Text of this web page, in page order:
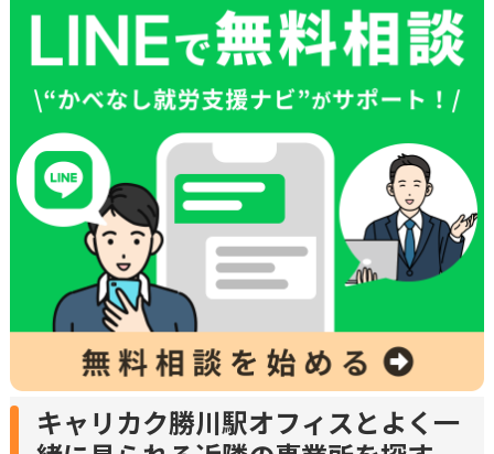
キャリカク勝川駅オフィスとよく一